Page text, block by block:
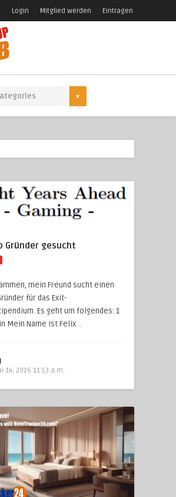
Login Mitglied werden Eintragen
Gründer gesucht
mein Freund sucht einen
für das Exit-
Es geht um folgendes: 1
Mein Name ist Felix ..
14, 2026 11:53 a.m.